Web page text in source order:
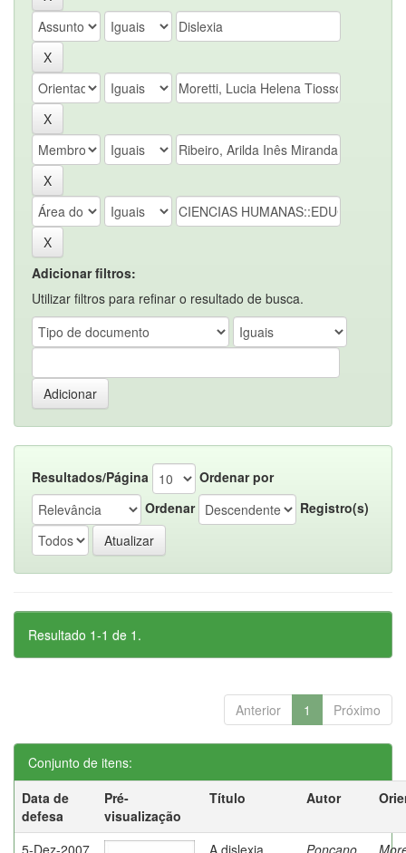
Adicionar filtros:
Utilizar filtros para refinar o resultado de busca.
Resultados/Página
Ordenar por
Ordenar
Registro(s)
Resultado 1-1 de 1.
Anterior 1 Próximo
Conjunto de itens:
Data de
defesa
Pré-
visualização
Título Autor
5-Dez-2007 A dislexia Ponçano,